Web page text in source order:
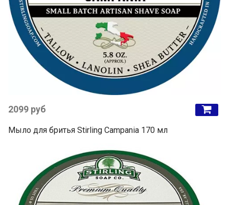
2099 руб
Мыло для бритья Stirling Campania 170 мл